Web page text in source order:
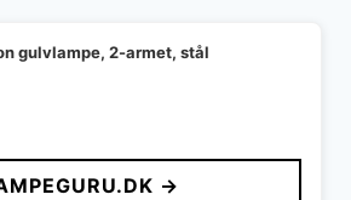
gulvlampe, 2-armet, stål
→